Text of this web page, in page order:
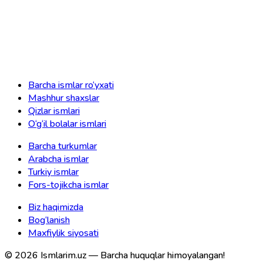
Barcha ismlar ro‘yxati
Mashhur shaxslar
Qizlar ismlari
O‘g‘il bolalar ismlari
Barcha turkumlar
Arabcha ismlar
Turkiy ismlar
Fors-tojikcha ismlar
Biz haqimizda
Bog‘lanish
Maxfiylik siyosati
© 2026 Ismlarim.uz — Barcha huquqlar himoyalangan!